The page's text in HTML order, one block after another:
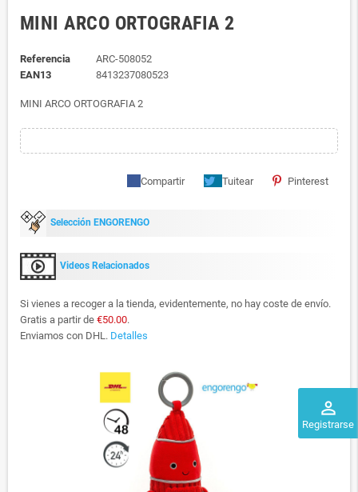
perm_identity
Registrarse
MINI ARCO ORTOGRAFIA 2
Referencia
ARC-508052
EAN13
8413237080523
MINI ARCO ORTOGRAFIA 2
Compartir Tuitear Pinterest
Selección ENGORENGO
Videos Relacionados
Si vienes a recoger a la tienda, evidentemente, no hay coste de envío.
Gratis a partir de €50.00.
Enviamos con DHL. Detalles